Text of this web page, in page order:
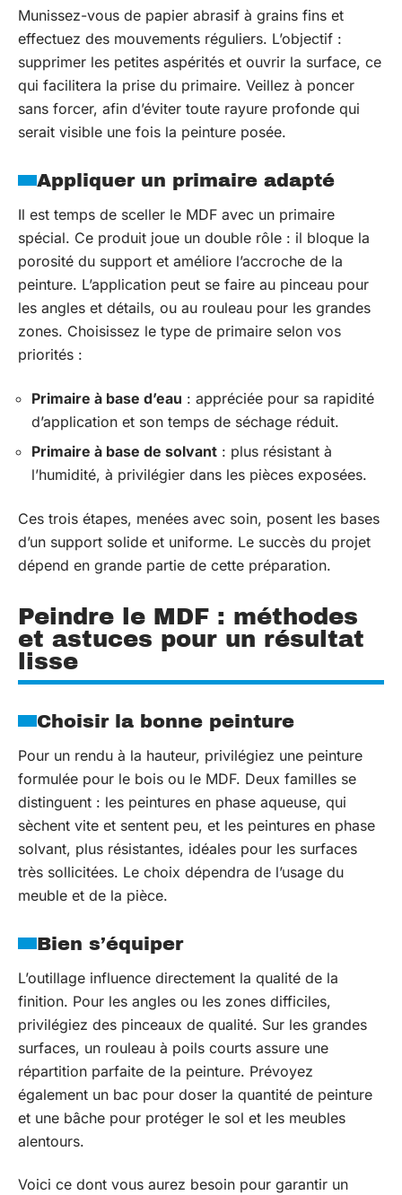
Munissez-vous de papier abrasif à grains fins et
effectuez des mouvements réguliers. L’objectif :
supprimer les petites aspérités et ouvrir la surface, ce
qui facilitera la prise du primaire. Veillez à poncer
sans forcer, afin d’éviter toute rayure profonde qui
serait visible une fois la peinture posée.
Appliquer un primaire adapté
Il est temps de sceller le MDF avec un primaire
spécial. Ce produit joue un double rôle : il bloque la
porosité du support et améliore l’accroche de la
peinture. L’application peut se faire au pinceau pour
les angles et détails, ou au rouleau pour les grandes
zones. Choisissez le type de primaire selon vos
priorités :
Primaire à base d’eau : appréciée pour sa rapidité
d’application et son temps de séchage réduit.
Primaire à base de solvant : plus résistant à
l’humidité, à privilégier dans les pièces exposées.
Ces trois étapes, menées avec soin, posent les bases
d’un support solide et uniforme. Le succès du projet
dépend en grande partie de cette préparation.
Peindre le MDF : méthodes
et astuces pour un résultat
lisse
Choisir la bonne peinture
Pour un rendu à la hauteur, privilégiez une peinture
formulée pour le bois ou le MDF. Deux familles se
distinguent : les peintures en phase aqueuse, qui
sèchent vite et sentent peu, et les peintures en phase
solvant, plus résistantes, idéales pour les surfaces
très sollicitées. Le choix dépendra de l’usage du
meuble et de la pièce.
Bien s’équiper
L’outillage influence directement la qualité de la
finition. Pour les angles ou les zones difficiles,
privilégiez des pinceaux de qualité. Sur les grandes
surfaces, un rouleau à poils courts assure une
répartition parfaite de la peinture. Prévoyez
également un bac pour doser la quantité de peinture
et une bâche pour protéger le sol et les meubles
alentours.
Voici ce dont vous aurez besoin pour garantir un